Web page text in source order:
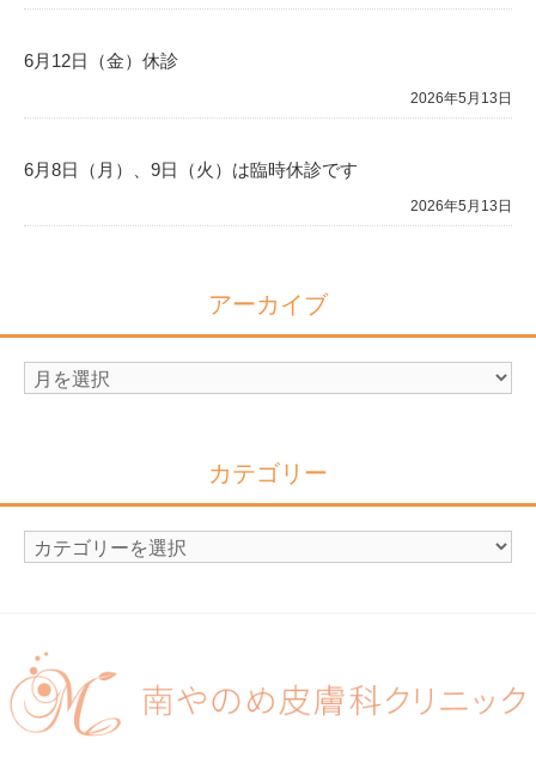
6月12日（金）休診
2026年5月13日
6月8日（月）、9日（火）は臨時休診です
2026年5月13日
アーカイブ
ア
ブ
カテゴリー
カ
ー